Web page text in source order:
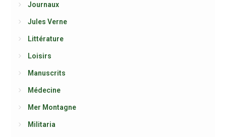
Journaux
Jules Verne
Littérature
Loisirs
Manuscrits
Médecine
Mer Montagne
Militaria